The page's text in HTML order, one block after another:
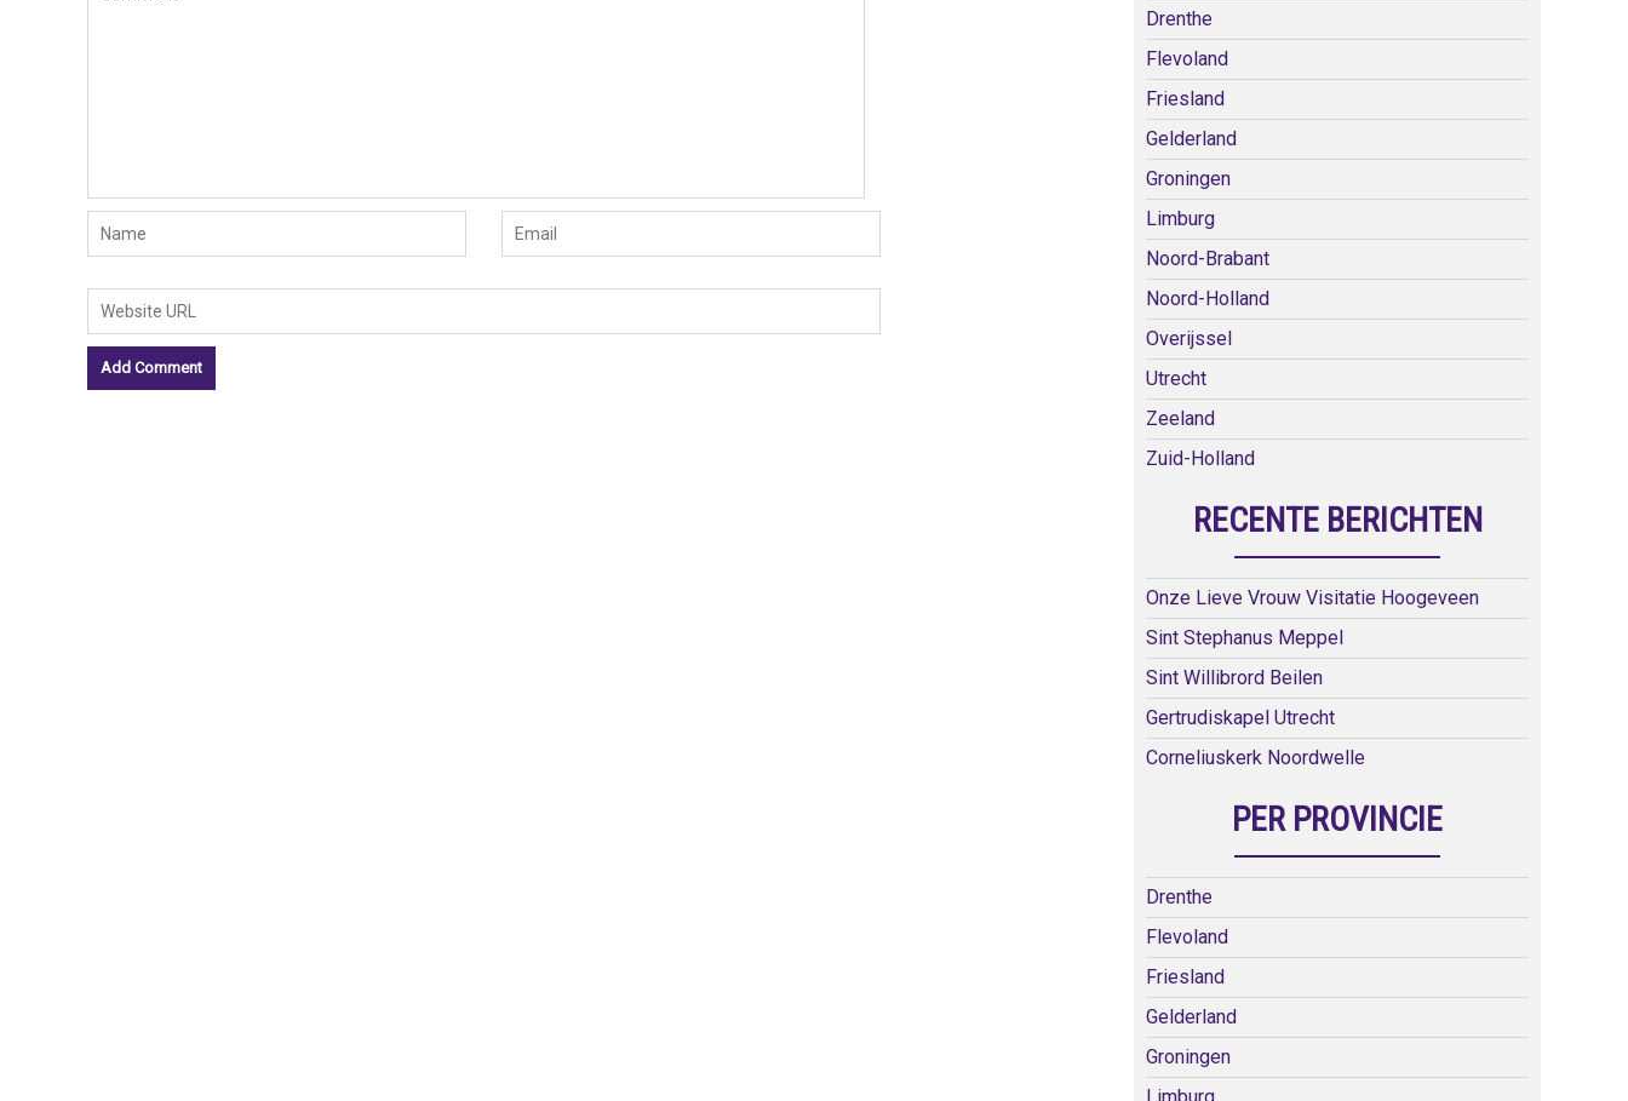
Drenthe
Flevoland
Friesland
Gelderland
Groningen
Limburg
Noord-Brabant
Noord-Holland
Overijssel
Utrecht
Zeeland
Zuid-Holland
RECENTE BERICHTEN
Onze Lieve Vrouw Visitatie Hoogeveen
Sint Stephanus Meppel
Sint Willibrord Beilen
Gertrudiskapel Utrecht
Corneliuskerk Noordwelle
PER PROVINCIE
Drenthe
Flevoland
Friesland
Gelderland
Groningen